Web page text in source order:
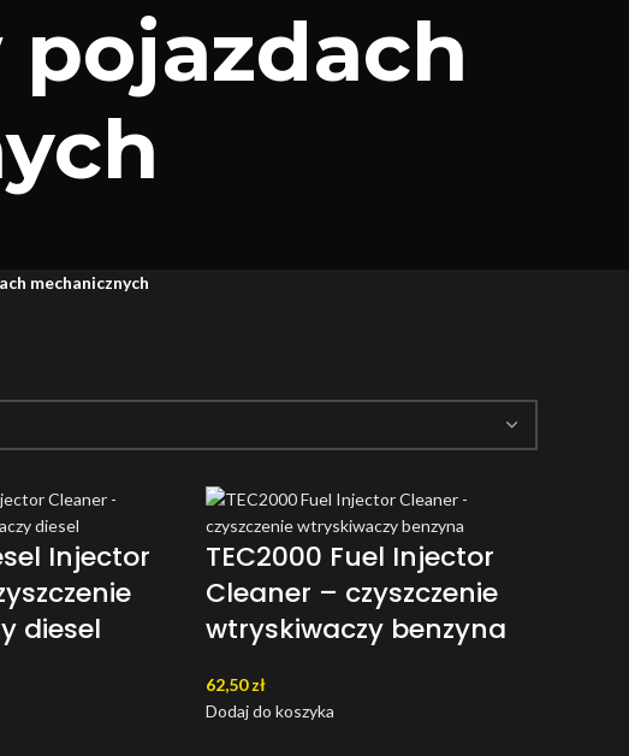
mechanicznych
Injector
diesel
TEC2000 Fuel Injector
Cleaner – czyszczenie
wtryskiwaczy benzyna
62,50zł
Dodaj do koszyka